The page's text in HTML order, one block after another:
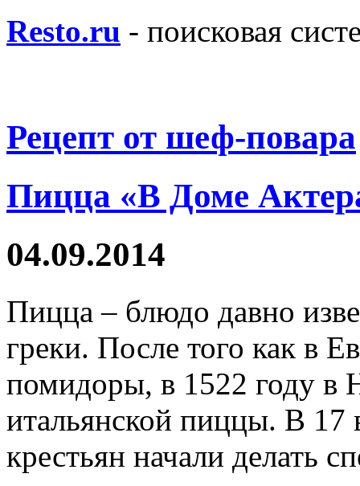
Resto.ru - поисковая
Рецепт от шеф-повара
Пицца «В Доме
04.09.2014
Пицца – блюдо давно
греки. После того как в
помидоры, в 1522 году в
итальянской пиццы. В 17
крестьян начали делать